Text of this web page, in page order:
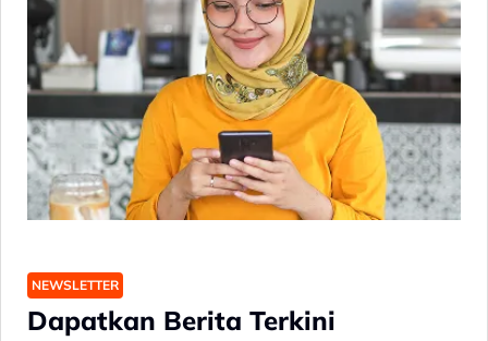
NEWSLETTER
Dapatkan Berita Terkini